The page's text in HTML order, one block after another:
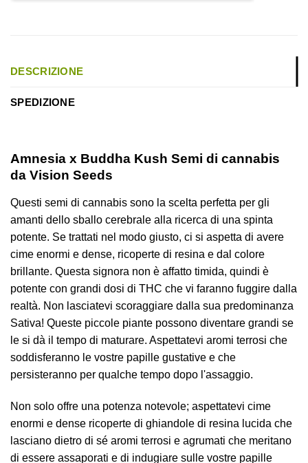
DESCRIZIONE
SPEDIZIONE
Amnesia x Buddha Kush Semi di cannabis
da Vision Seeds
Questi semi di cannabis sono la scelta perfetta per gli
amanti dello sballo cerebrale alla ricerca di una spinta
potente. Se trattati nel modo giusto, ci si aspetta di avere
cime enormi e dense, ricoperte di resina e dal colore
brillante. Questa signora non è affatto timida, quindi è
potente con grandi dosi di THC che vi faranno fuggire dalla
realtà. Non lasciatevi scoraggiare dalla sua predominanza
Sativa! Queste piccole piante possono diventare grandi se
le si dà il tempo di maturare. Aspettatevi aromi terrosi che
soddisferanno le vostre papille gustative e che
persisteranno per qualche tempo dopo l'assaggio.
Non solo offre una potenza notevole; aspettatevi cime
enormi e dense ricoperte di ghiandole di resina lucida che
lasciano dietro di sé aromi terrosi e agrumati che meritano
di essere assaporati e di indugiare sulle vostre papille